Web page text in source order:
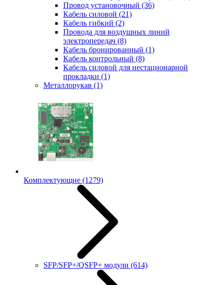
Провод установочный (36)
Кабель силовой (21)
Кабель гибкий (2)
Провода для воздушных линий
электропередач (8)
Кабель бронированный (1)
Кабель контрольный (8)
Кабель силовой для нестационарной
прокладки (1)
Металлорукав (1)
Комплектующие (1279)
SFP/SFP+/QSFP+ модули (614)